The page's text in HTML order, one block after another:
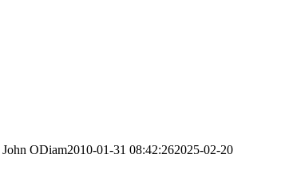
John ODiam2010-01-31 08:42:262025-02-20